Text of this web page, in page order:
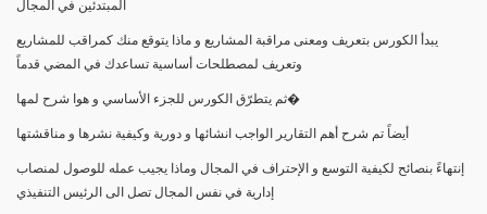
المبتدئين في المجال
يبدأ الكورس بتعريف ومعنى مراقبة المشاريع و ماذا يتوقع منك كمراقب للمشاريع
وتعريف لمصطلحات أساسية تساعدك في المضي قدماً
ثم يتطرّق الكورس للجزء الأساسي و هوا شرح لمها�
أيضاً تم شرح أهم التقارير الواجب انشائها و دورية وكيفية نشرها و مناقشتها
إنتهاءً بنصائح لكيفية التوسع و الإحتراف في المجال وماذا يجيب عمله للوصول لمنصاب
إدارية في نفس المجال تصل الى الرئيس التنفيذي